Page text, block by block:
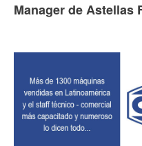
Manager de Astellas